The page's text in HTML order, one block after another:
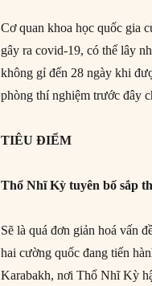
Cơ quan khoa học quốc gia
gây ra covid-19, có thể lây
không gỉ đến 28 ngày khi
phòng thí nghiệm trước đây
TIÊU ĐIỂM
Thổ Nhĩ Kỳ tuyên bố sắp
Sẽ là quá đơn giản hoá vấn
hai cường quốc đang tiến
Karabakh, nơi Thổ Nhĩ Kỳ